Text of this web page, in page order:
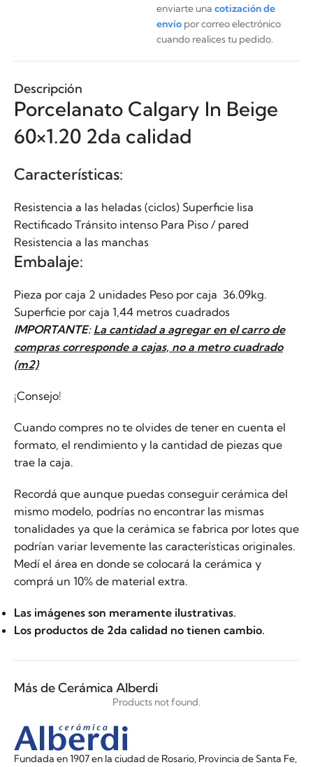
enviarte una cotización de
envíopor correo electrónico
cuando realices tu pedido.
Descripción
Porcelanato Calgary In Beige
60×1.20 2da calidad
Características:
Resistencia a las heladas (ciclos) Superficie lisa
Rectificado Tránsito intenso Para Piso / pared
Resistencia a las manchas
Embalaje:
Pieza por caja 2 unidades Peso por caja 36.09kg.
Superficie por caja 1,44 metros cuadrados
IMPORTANTE: La cantidad a agregar en el carro de
compras corresponde a cajas, no a metro cuadrado
(m2)
¡Consejo!
Cuando compres no te olvides de tener en cuenta el
formato, el rendimiento y la cantidad de piezas que
trae la caja.
Recordá que aunque puedas conseguir cerámica del
mismo modelo, podrías no encontrar las mismas
tonalidades ya que la cerámica se fabrica por lotes que
podrían variar levemente las características originales.
Medí el área en donde se colocará la cerámica y
comprá un 10% de material extra.
Las imágenes son meramente ilustrativas.
Los productos de 2da calidad no tienen cambio.
Más de Cerámica Alberdi
Fundada en 1907 en la ciudad de Rosario, Provincia de Santa Fe,
Products not found.